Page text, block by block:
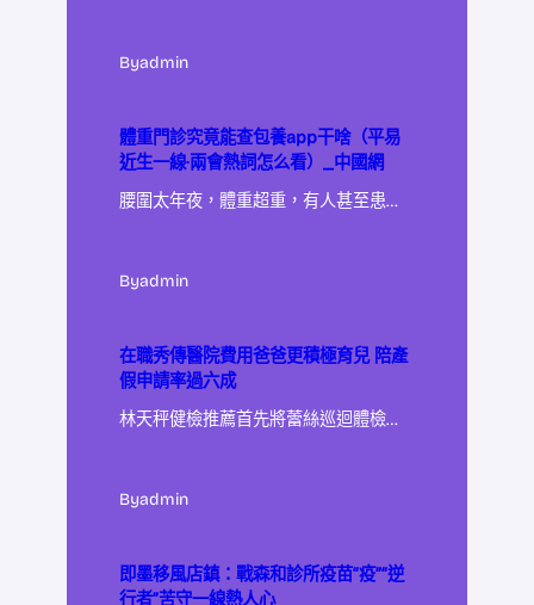
Byadmin
體重門診究竟能查包養app干啥（平易
近生一線·兩會熱詞怎么看）_中國網
腰圍太年夜，體重超重，有人甚至患…
Byadmin
在職秀傳醫院費用爸爸更積極育兒 陪產
假申請率過六成
林天秤健檢推薦首先將蕾絲巡迴體檢…
Byadmin
即墨移風店鎮：戰森和診所疫苗“疫”“逆
行者”苦守一線熱人心